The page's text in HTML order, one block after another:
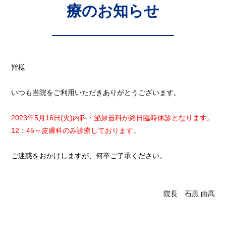
療のお知らせ
皆様
いつも当院をご利用いただきありがとうございます。
2023年5月16日(火)内科・泌尿器科が終日臨時休診となります。
12：45～皮膚科のみ診療しております。
ご迷惑をおかけしますが、何卒ご了承ください。
院長 石黒 由高